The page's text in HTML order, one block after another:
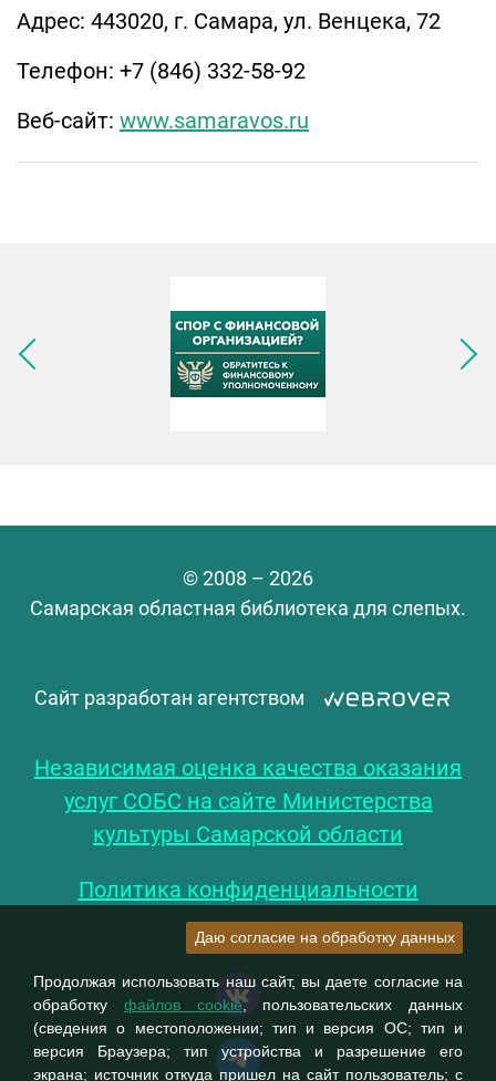
Адрес: 443020, г. Самара, ул. Венцека, 72
Телефон: +7 (846) 332-58-92
Веб-сайт: www.samaravos.ru
Следующее изображение
© 2008 – 2026
Самарская областная библиотека для слепых.
Сайт разработан агентством
Независимая оценка качества оказания
услуг СОБС на сайте Министерства
культуры Самарской области
Политика конфиденциальности
Даю согласие на обработку данных
Продолжая использовать наш сайт, вы даете согласие на
обработку файлов cookie, пользовательских данных
(сведения о местоположении; тип и версия ОС; тип и
версия Браузера; тип устройства и разрешение его
экрана; источник откуда пришел на сайт пользователь; с